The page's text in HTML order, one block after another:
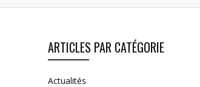
ARTICLES PAR CATÉGORIE
Actualités